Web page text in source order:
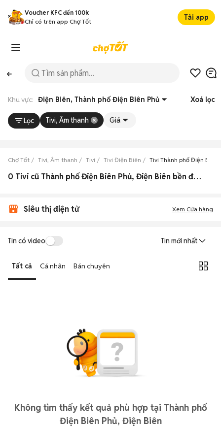
Voucher KFC đến 100k
Chỉ có trên app Chợ Tốt
Tải app
Khu vực: Điện Biên, Thành phố Điện Biên Phủ Xoá lọc
Lọc Tivi, Âm thanh Giá
Chợ Tốt Tivi, Âm thanh Tivi Tivi Điện Biên Tivi Thành phố Điện Biên
0 Tivi cũ Thành phố Điện Biên Phủ, Điện Biên bền đẹp, giá rẻ
Siêu thị điện tử Xem Cửa hàng
Tin có video Tin mới nhất
Tất cả Cá nhân Bán chuyên
Không tìm thấy kết quả phù hợp tại Thành phố
Điện Biên Phủ, Điện Biên